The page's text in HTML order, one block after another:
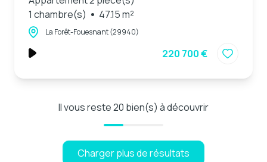
1 chambre(s)
47.15 m²
La Forêt-Fouesnant (29940)
220 700 €
Il vous reste20 bien(s) à découvrir
Charger plus de résultats